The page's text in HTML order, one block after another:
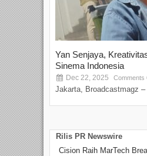
Yan Senjaya,
Sinema Indonesia
Dec 22, 2025 Comments
Jakarta, Broadcastmagz –
Rilis PR Newswire
Cision Raih MarTech